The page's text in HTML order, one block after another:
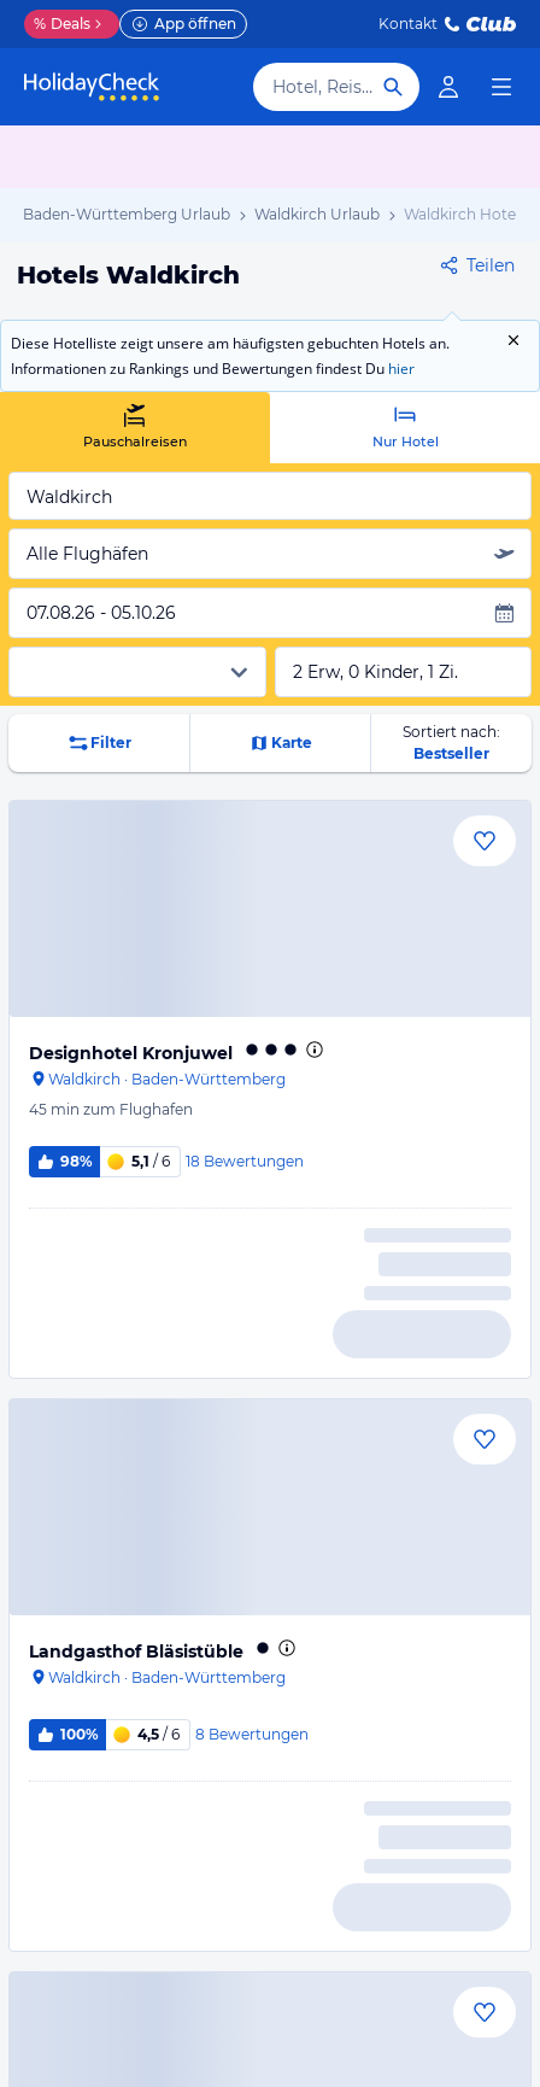
% Deals App öffnen Kontakt
Hotel, Reiseziel
Baden-Württemberg Urlaub Waldkirch Urlaub Waldkirch Hotels
Hotels Waldkirch Teilen
Diese Hotelliste zeigt unsere am häufigsten gebuchten Hotels an.
Informationen zu Rankings und Bewertungen findest Du hier
Pauschalreisen Nur Hotel
Waldkirch
Alle Flughäfen
07.08.26 - 05.10.26
2 Erw, 0 Kinder, 1 Zi.
Filter Karte
Sortiert nach:
Bestseller
Designhotel Kronjuwel
Waldkirch · Baden-Württemberg
45 min zum Flughafen
98% 5,1 / 6 18 Bewertungen
Landgasthof Bläsistüble
Waldkirch · Baden-Württemberg
100% 4,5 / 6 8 Bewertungen